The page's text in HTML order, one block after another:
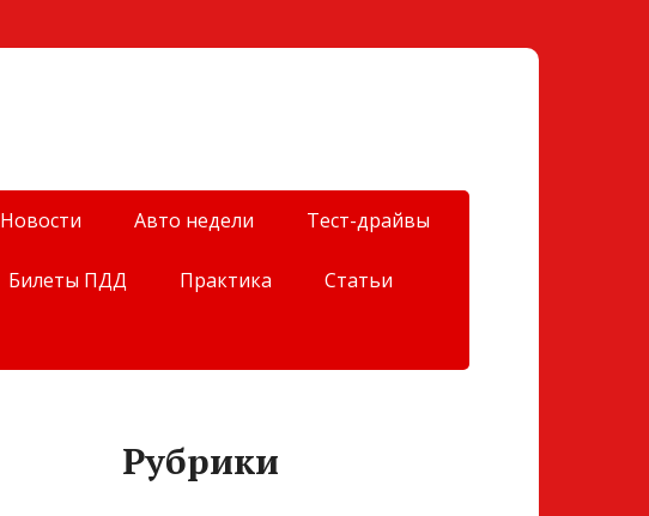
Новости Авто недели Тест-драйвы
Билеты ПДД Практика Статьи
Рубрики